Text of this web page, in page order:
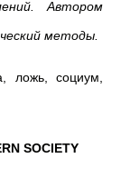
Автором
методы.
ложь, социум,
SOCIETY